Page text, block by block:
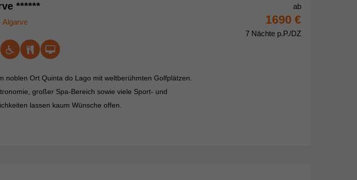
******
Algarve
noblen Ort Quinta do Lago mit weltberühmten Golfplätzen.
großer Spa-Bereich sowie viele Sport- und
lassen kaum Wünsche offen.
ab
1690 €
7 Nächte p.P./DZ